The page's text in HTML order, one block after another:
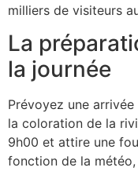
milliers de visiteurs
La
la journée
Prévoyez une
la coloration de la
9h00 et attire une
fonction de la